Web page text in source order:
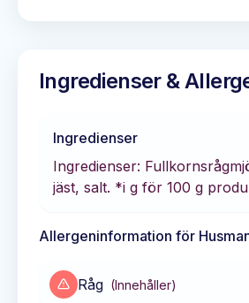
Ingredienser &
Ingredienser
Ingredienser:
jäst, salt. *i g för 100 g
Allergeninformation för
Råg (Innehåller)